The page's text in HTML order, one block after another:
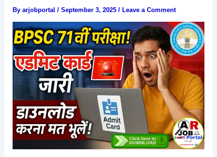
Byarjobportal/September 3, 2025/ Leave a Comment